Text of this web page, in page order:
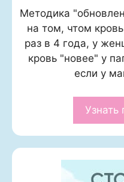
Методика
на том, чтом
раз в 4 года, у
кровь "новее" у
если у
Узнать